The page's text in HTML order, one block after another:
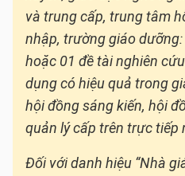
và trung cấp, trung tâm
nhập, trường giáo
hoặc 01 đề tài nghiên
dụng có hiệu quả trong
hội đồng sáng kiến, hội
quản lý cấp trên trực tiếp
Đối với danh hiệu “Nhà